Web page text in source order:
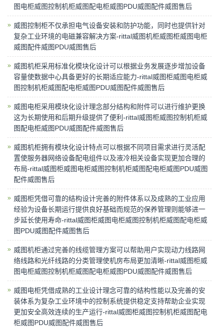
图电柜威图控制机柜威图配电柜威图PDU威图配件威图售后
威图控制柜不仅承担电气设备安装和防护功能，同时也提供针对
复杂工业环境的电磁兼容解决方案-rittal威图机柜威图柜威图电柜
威图配件威图PDU威图售后
威图机柜采用标准化模块化设计可以根据业务发展逐步增加设备
容量使数据中心具备更好的长期适应能力-rittal威图柜威图电柜威
图控制机柜威图配电柜威图PDU威图配件威图售后
威图电柜采用模块化设计理念部分结构和附件可以进行维护更换
这为长期使用和后期升级提供了便利-rittal威图柜威图控制机柜威
图配电柜威图PDU威图配件威图售后
威图机柜拥有模块化设计特点可以根据不同项目需求进行灵活配
置使服务器网络设备配电组件以及液冷相关设备实现更加合理的
布局-rittal威图柜威图电柜威图控制机柜威图配电柜威图PDU威图
配件威图售后
威图柜凭借可靠的结构设计完善的附件体系以及成熟的工业应用
经验为设备长期运行提供良好基础而规范的保养管理则能够进一
步延长使用寿命-rittal威图柜威图电柜威图控制机柜威图配电柜威
图PDU威图配件威图售后
威图机柜通过完善的线缆管理方案可以帮助用户实现动力线路网
络线路和光纤线路的分类管理使机房布局更加清晰-rittal威图柜威
图电柜威图控制机柜威图配电柜威图PDU威图配件威图售后
威图电柜凭借成熟的工业设计理念可靠的结构性能以及完善的安
装体系为复杂工业环境中的控制系统提供稳定支持帮助企业实现
更加安全高效连续的生产运行-rittal威图柜威图控制机柜威图配电
柜威图PDU威图配件威图售后